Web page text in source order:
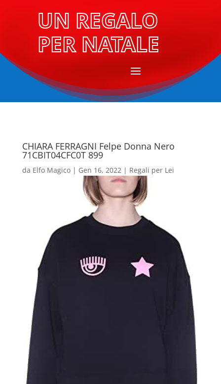
UN REGALO
PER NATALE
CHIARA FERRAGNI Felpe Donna Nero
71CBIT04CFC0T 899
da Elfo Magico| Gen 16, 2022| Regali per Lei